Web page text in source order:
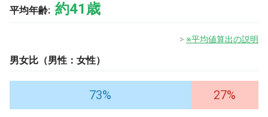
平均年齢: 約41歳
※平均値算出の説明
男女比（男性：女性）
73% 27%